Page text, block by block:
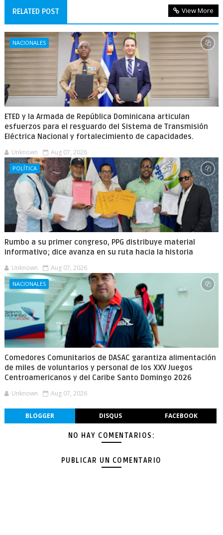
RELATED POST View More
NACIONALES
ETED y la Armada de República Dominicana articulan
esfuerzos para el resguardo del Sistema de Transmisión
Eléctrica Nacional y fortalecimiento de capacidades.
Unknown Aug 07, 2026
POLÍTICA
Rumbo a su primer congreso, PPG distribuye material
informativo; dice avanza en su ruta hacia la historia
Unknown Aug 07, 2026
NACIONALES
Comedores Comunitarios de DASAC garantiza alimentación
de miles de voluntarios y personal de los XXV Juegos
Centroamericanos y del Caribe Santo Domingo 2026
Unknown Aug 07, 2026
BLOGGER DISQUS FACEBOOK
NO HAY COMENTARIOS:
PUBLICAR UN COMENTARIO